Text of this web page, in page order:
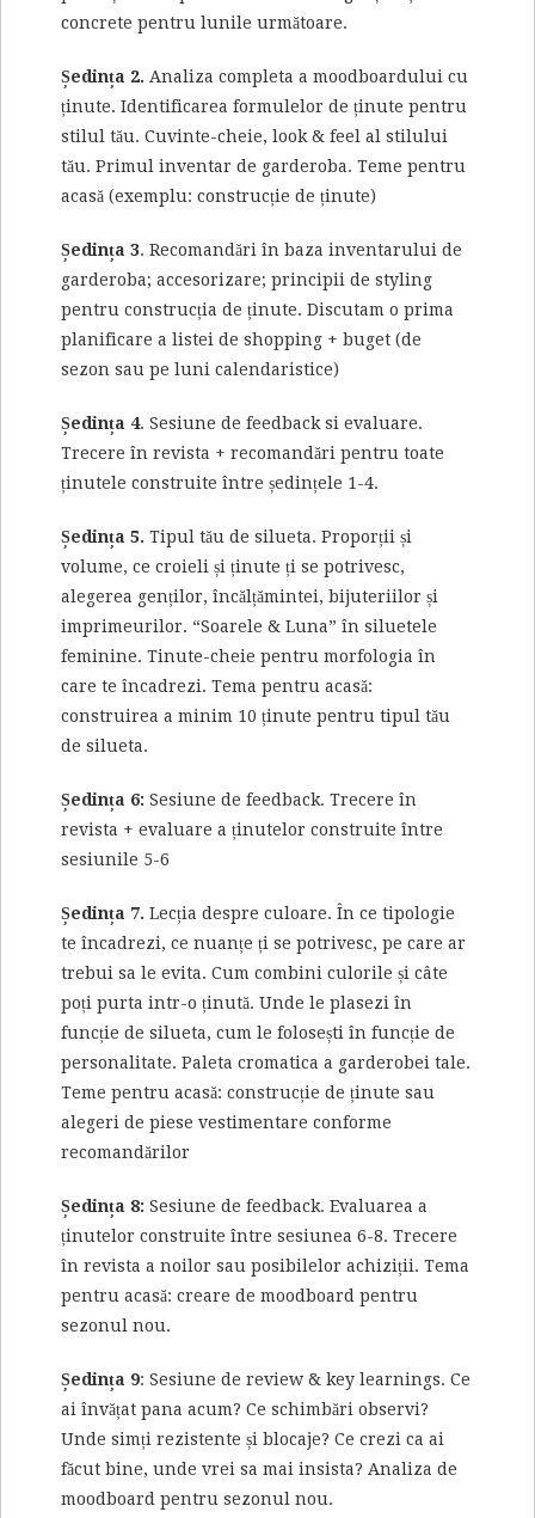
concrete pentru lunile următoare.
Ședința 2. Analiza completa a moodboardului cu
ținute. Identificarea formulelor de ținute pentru
stilul tău. Cuvinte-cheie, look & feel al stilului
tău. Primul inventar de garderoba. Teme pentru
acasă (exemplu: construcție de ținute)
Ședința 3. Recomandări în baza inventarului de
garderoba; accesorizare; principii de styling
pentru construcția de ținute. Discutam o prima
planificare a listei de shopping + buget (de
sezon sau pe luni calendaristice)
Ședința 4. Sesiune de feedback si evaluare.
Trecere în revista + recomandări pentru toate
ținutele construite între ședințele 1-4.
Ședința 5. Tipul tău de silueta. Proporții și
volume, ce croieli și ținute ți se potrivesc,
alegerea genților, încălțămintei, bijuteriilor și
imprimeurilor. “Soarele & Luna” în siluetele
feminine. Tinute-cheie pentru morfologia în
care te încadrezi. Tema pentru acasă:
construirea a minim 10 ținute pentru tipul tău
de silueta.
Ședința 6: Sesiune de feedback. Trecere în
revista + evaluare a ținutelor construite între
sesiunile 5-6
Ședința 7. Lecția despre culoare. În ce tipologie
te încadrezi, ce nuanțe ți se potrivesc, pe care ar
trebui sa le evita. Cum combini culorile și câte
poți purta intr-o ținută. Unde le plasezi în
funcție de silueta, cum le folosești în funcție de
personalitate. Paleta cromatica a garderobei tale.
Teme pentru acasă: construcție de ținute sau
alegeri de piese vestimentare conforme
recomandărilor
Ședința 8: Sesiune de feedback. Evaluarea a
ținutelor construite între sesiunea 6-8. Trecere
în revista a noilor sau posibilelor achiziții. Tema
pentru acasă: creare de moodboard pentru
sezonul nou.
Ședința 9: Sesiune de review & key learnings. Ce
ai învățat pana acum? Ce schimbări observi?
Unde simți rezistente și blocaje? Ce crezi ca ai
făcut bine, unde vrei sa mai insista? Analiza de
moodboard pentru sezonul nou.